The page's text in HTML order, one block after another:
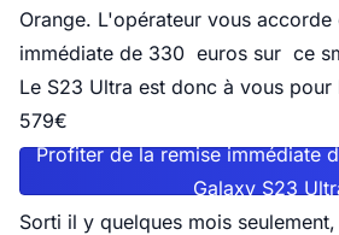
Orange. L'opérateur vous accorde
immédiate de 330 euros sur ce
Le S23 Ultra est donc à vous
579€
Profiter de la remise immédiate
Galaxy S23
Sorti il y quelques mois